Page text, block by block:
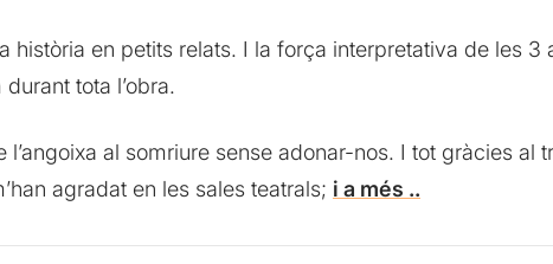
història en petits relats. I la força interpretativa de les
tota l’obra.
l’angoixa al somriure sense adonar-nos. I tot gràcies
agradat en les sales teatrals; i a més ..